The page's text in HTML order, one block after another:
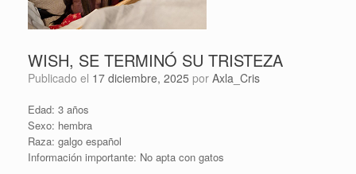
WISH, SE TERMINÓ SU TRISTEZA
Publicado el 17 diciembre, 2025 por Axla_Cris
Edad: 3 años
Sexo: hembra
Raza: galgo español
Información importante: No apta con gatos